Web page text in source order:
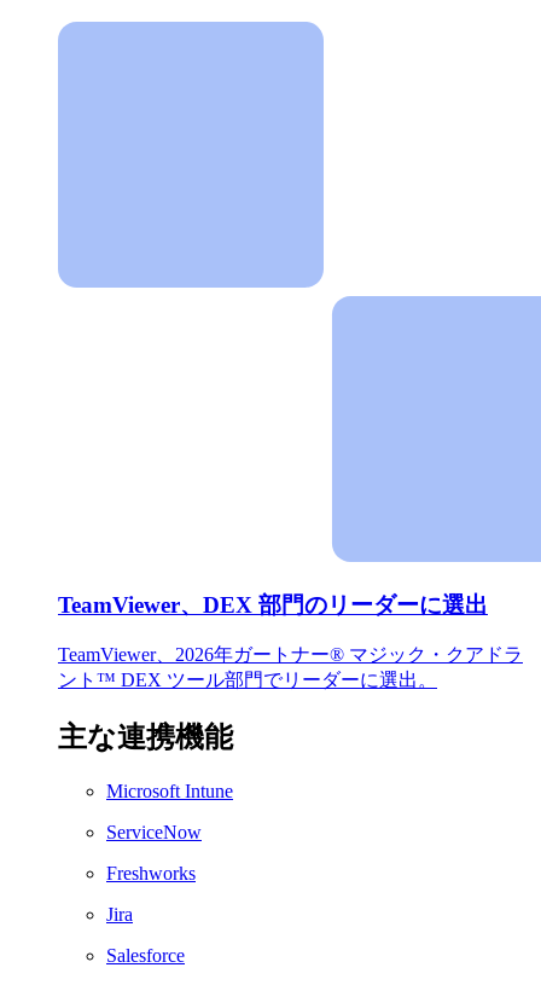
TeamViewer、DEX 部門のリーダーに選出
TeamViewer、2026年ガートナー® マジック・クアドラ
ント™ DEX ツール部門でリーダーに選出。
主な連携機能
Microsoft Intune
ServiceNow
Freshworks
Jira
Salesforce